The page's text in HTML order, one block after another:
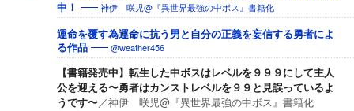
中！
神伊 咲児@『異世界最強の中ボス』書籍化
運命を覆す為運命に抗う男と自分の正義を妄信する勇者によ
る作品
@weather456
【書籍発売中】転生した中ボスはレベルを９９９にして主人
公を迎える〜勇者はカンストレベルを９９と見誤っているよ
うです〜／神伊 咲児@『異世界最強の中ボス』書籍化